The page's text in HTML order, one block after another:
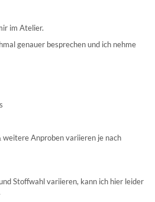
im Atelier.
genauer besprechen und ich nehme
Anproben variieren je nach
Stoffwahl variieren, kann ich hier leider